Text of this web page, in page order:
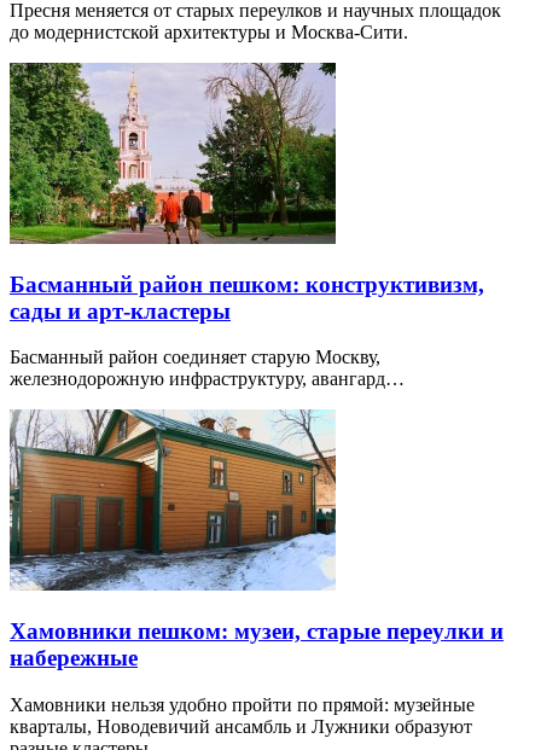
Пресня меняется от старых переулков и научных площадок
до модернистской архитектуры и Москва-Сити.
Басманный район пешком: конструктивизм,
сады и арт-кластеры
Басманный район соединяет старую Москву,
железнодорожную инфраструктуру, авангард…
Хамовники пешком: музеи, старые переулки и
набережные
Хамовники нельзя удобно пройти по прямой: музейные
кварталы, Новодевичий ансамбль и Лужники образуют